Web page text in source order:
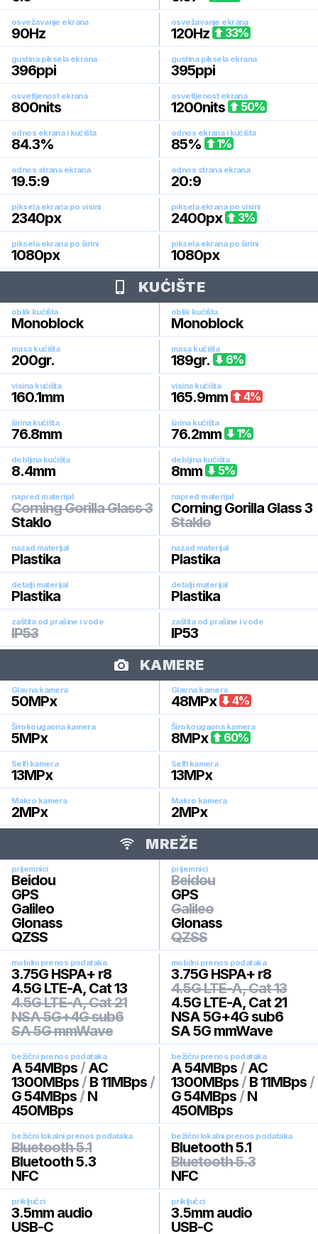
osvežavanje ekrana
90Hz
osvežavanje ekrana
120Hz 33%
gustina piksela ekrana
396ppi
gustina piksela ekrana
395ppi
osvetljenost ekrana
800nits
osvetljenost ekrana
1200nits 50%
odnos ekrana i kućišta
84.3%
odnos ekrana i kućišta
85% 1%
odnos strana ekrana
19.5:9
odnos strana ekrana
20:9
piksela ekrana po visini
2340px
piksela ekrana po visini
2400px 3%
piksela ekrana po širini
1080px
piksela ekrana po širini
1080px
KUĆIŠTE
oblik kućišta
Monoblock
oblik kućišta
Monoblock
masa kućišta
200gr.
masa kućišta
189gr. 6%
visina kućišta
160.1mm
visina kućišta
165.9mm 4%
širina kućišta
76.8mm
širina kućišta
76.2mm 1%
debljina kućišta
8.4mm
debljina kućišta
8mm 5%
napred materijal
Corning Gorilla Glass 3
Staklo
napred materijal
Corning Gorilla Glass 3
Staklo
nazad materijal
Plastika
nazad materijal
Plastika
detalji materijal
Plastika
detalji materijal
Plastika
zaštita od prašine i vode
IP53
zaštita od prašine i vode
IP53
KAMERE
Glavna kamera
50MPx
Glavna kamera
48MPx 4%
Širokougaona kamera
5MPx
Širokougaona kamera
8MPx 60%
Selfi kamera
13MPx
Selfi kamera
13MPx
Makro kamera
2MPx
Makro kamera
2MPx
MREŽE
prijemnici
Beidou
GPS
Galileo
Glonass
QZSS
prijemnici
Beidou
GPS
Galileo
Glonass
QZSS
mobilni prenos podataka
3.75G HSPA+ r8
4.5G LTE-A, Cat 13
4.5G LTE-A, Cat 21
NSA 5G+4G sub6
SA 5G mmWave
mobilni prenos podataka
3.75G HSPA+ r8
4.5G LTE-A, Cat 13
4.5G LTE-A, Cat 21
NSA 5G+4G sub6
SA 5G mmWave
bežični prenos podataka
A 54MBps / AC
1300MBps / B 11MBps /
G 54MBps / N
450MBps
bežični prenos podataka
A 54MBps / AC
1300MBps / B 11MBps /
G 54MBps / N
450MBps
bežični lokalni prenos podataka
Bluetooth 5.1
Bluetooth 5.3
NFC
bežični lokalni prenos podataka
Bluetooth 5.1
Bluetooth 5.3
NFC
priključci
3.5mm audio
USB-C
priključci
3.5mm audio
USB-C